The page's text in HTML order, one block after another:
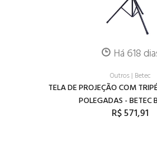
Há 618
Outros | Betec
TELA DE PROJEÇÃO COM
POLEGADAS -
R$ 571,91